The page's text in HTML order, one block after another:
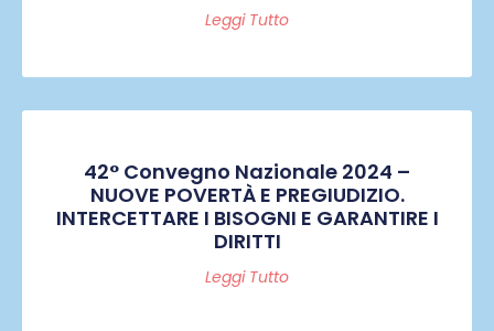
Leggi Tutto
42° Convegno Nazionale 2024 –
NUOVE POVERTÀ E PREGIUDIZIO.
INTERCETTARE I BISOGNI E GARANTIRE I
DIRITTI
Leggi Tutto